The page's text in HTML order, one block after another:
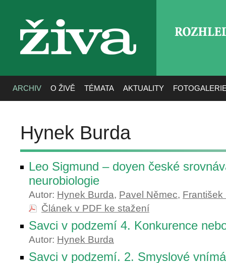
živa
ARCHIV O ŽIVĚ TÉMATA AKTUALITY
Hynek Burda
Leo Sigmund – doyen české
neurobiologie
Autor: Hynek Burda, Pavel Němec, František
Článek v PDF ke stažení
Savci v podzemí 4. Konkurence
Autor: Hynek Burda
Savci v podzemí. 2. Smyslové